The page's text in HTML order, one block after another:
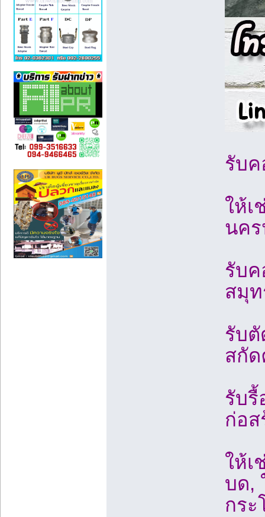
รับ
ให้เ
นค
รับค
สมุ
รับ
สกั
รับรื้
ก่อส
ให้เ
บด,
กระ